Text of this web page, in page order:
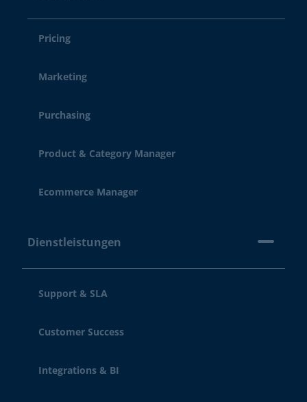
Pricing
Marketing
Purchasing
Product & Category Manager
Ecommerce Manager
Dienstleistungen
Support & SLA
Customer Success
Integrations & BI